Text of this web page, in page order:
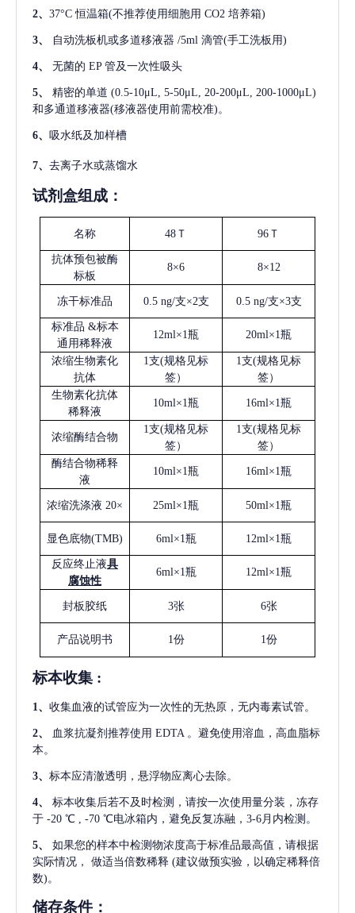
2、 37°C 恒温箱(不推荐使用细胞用 CO2 培养箱)
3、 自动洗板机或多道移液器 /5ml 滴管(手工洗板用)
4、 无菌的 EP 管及一次性吸头
5、 精密的单道 (0.5-10μL, 5-50μL, 20-200μL, 200-1000μL)
和多通道移液器(移液器使用前需校准)。
6、 吸水纸及加样槽
7、 去离子水或蒸馏水
试剂盒组成：
名称 48Ｔ 96Ｔ
抗体预包被酶
标板
8×6 8×12
冻干标准品 0.5 ng/支×2支 0.5 ng/支×3支
标准品 &标本
通用稀释液
12ml×1瓶 20ml×1瓶
浓缩生物素化
抗体
1支(规格见标
签）
1支(规格见标
签）
生物素化抗体
稀释液
10ml×1瓶 16ml×1瓶
浓缩酶结合物
1支(规格见标
签）
1支(规格见标
签）
酶结合物稀释
液
10ml×1瓶 16ml×1瓶
浓缩洗涤液 20× 25ml×1瓶 50ml×1瓶
显色底物(TMB) 6ml×1瓶 12ml×1瓶
反应终止液具
腐蚀性
6ml×1瓶 12ml×1瓶
封板胶纸 3张 6张
产品说明书 1份 1份
标本收集 :
1 、 收集血液的试管应为一次性的无热原，无内毒素试管。
2、 血浆抗凝剂推荐使用 EDTA 。避免使用溶血，高血脂标
本。
3、 标本应清澈透明，悬浮物应离心去除。
4、
标本收集后若不及时检测，请按一次使用量分装，冻存
于 -20 ℃ , -70 ℃电冰箱内，避免反复冻融，3-6月内检测。
5、
如果您的样本中检测物浓度高于标准品最高值，请根据
实际情况，
做适当倍数稀释 (建议做预实验，以确定稀释倍
数)。
储存条件：